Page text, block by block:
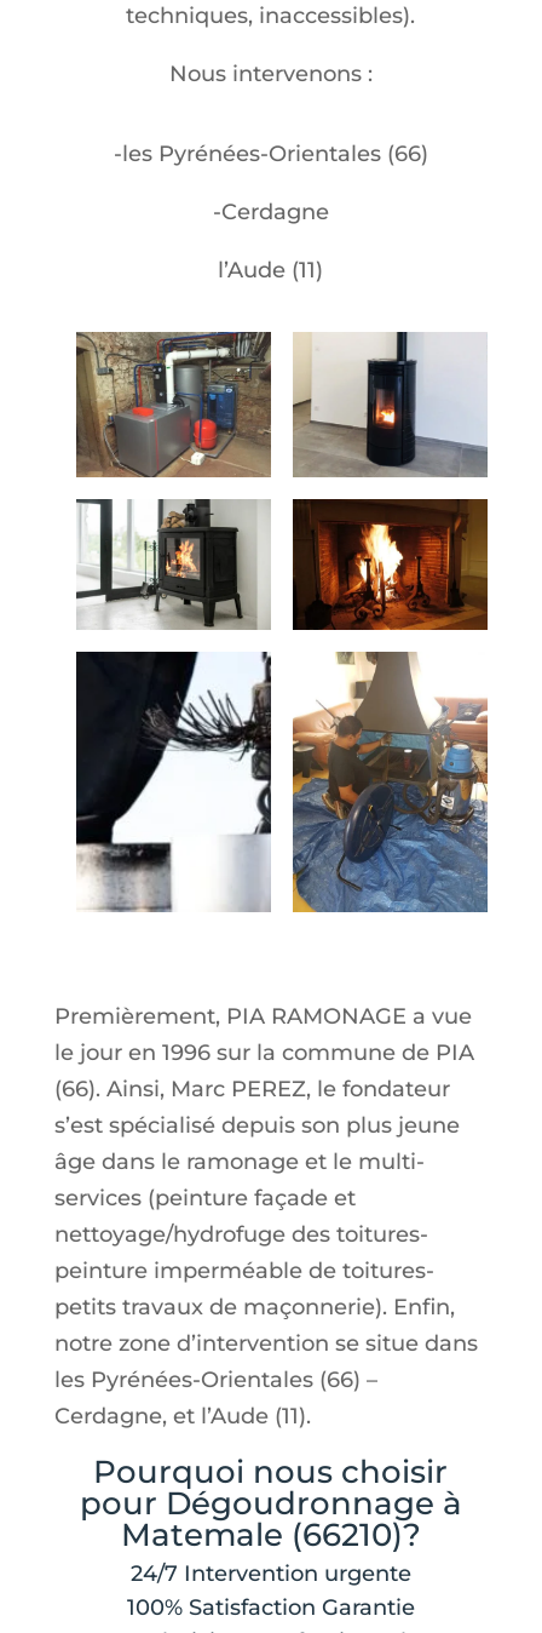
techniques, inaccessibles).
Nous intervenons :
-les Pyrénées-Orientales (66)
-Cerdagne
l’Aude (11)
Premièrement, PIA RAMONAGE a vue
le jour en 1996 sur la commune de PIA
(66). Ainsi, Marc PEREZ, le fondateur
s’est spécialisé depuis son plus jeune
âge dans le ramonage et le multi-
services (peinture façade et
nettoyage/hydrofuge des toitures-
peinture imperméable de toitures-
petits travaux de maçonnerie). Enfin,
notre zone d’intervention se situe dans
les Pyrénées-Orientales (66) –
Cerdagne, et l’Aude (11).
Pourquoi nous choisir
pour Dégoudronnage à
Matemale (66210)?
24/7 Intervention urgente
100% Satisfaction Garantie